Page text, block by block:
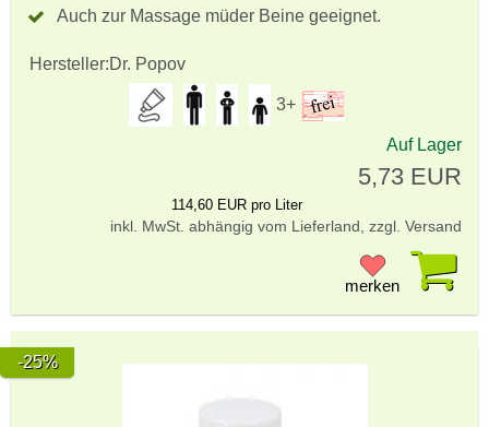
Auch zur Massage müder Beine geeignet.
Hersteller:Dr. Popov
3+
Auf Lager
5,73 EUR
114,60 EUR pro Liter
inkl. MwSt. abhängig vom Lieferland, zzgl. Versand
merken
-25%